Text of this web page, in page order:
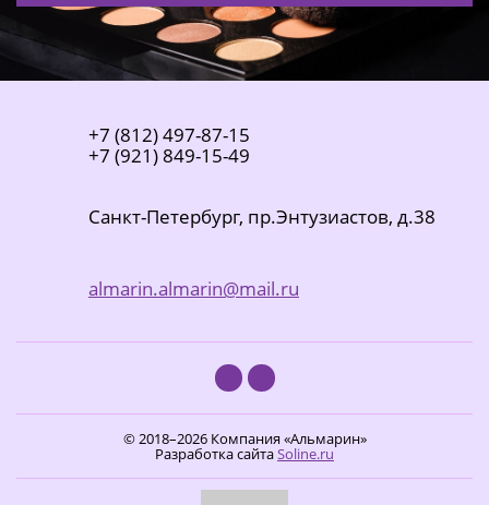
+7 (812)497-87-15
+7 (921) 849-15-49
Санкт-Петербург, пр.Энтузиастов, д.38
almarin.almarin@mail.ru
© 2018–2026 Компания «Альмарин»
Разработка сайтаSoline.ru